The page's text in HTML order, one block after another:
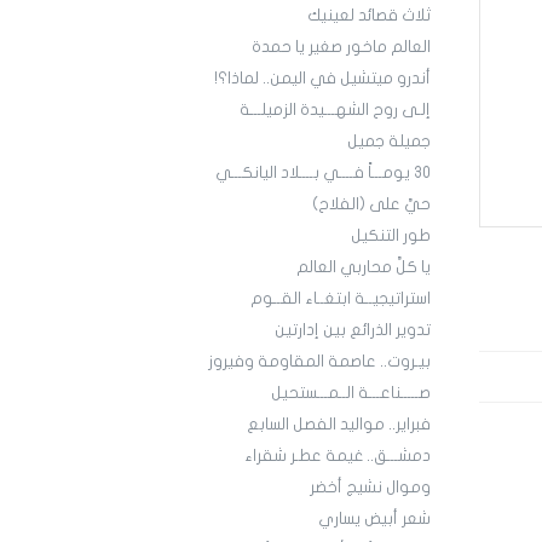
ثلاث قصائد لعينيك
العالم ماخور صغير يا حمدة
أندرو ميتشيل في اليمن.. لماذا؟!
إلـى روح الشهـــيدة الزميلـــة
جميلة جميل
30 يومـــاً فــــي بــــلاد اليانكـــي
حيَّ على (الفلاح)
طور التنكيل
يا كلَّ محاربي العالم
استراتيجيــة ابتغــاء القــوم
تدوير الذرائع بين إدارتين
بيـروت.. عاصمة المقاومة وفيروز
صـــــناعـــة الــمـــستحيل
فبراير.. مواليد الفصل السابع
دمشـــق.. غيمة عطـر شقراء
وموال نشيج أخضر
شعر أبيض يساري